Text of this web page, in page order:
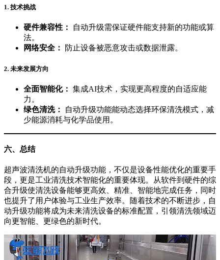
1. 技术挑战
硬件兼容性：
自动升级需保证硬件能支持新的功能或算
法。
网络安全：
防止设备被恶意攻击或数据泄露。
2. 未来发展方向
全面智能化： 集成AI技术，实现更高程度的自适应能
力。
绿色清洗：
自动升级功能能动态选择环保清洗模式，减
少能源消耗与化学品使用。
六、总结
超声波清洗机的自动升级功能，不仅是设备性能优化的重要手
段，更是工业清洗技术智能化的重要体现。从软件到硬件的综
合升级使清洗设备能够更高效、精准、智能地完成任务，同时
也提升了用户体验与工业生产效率。随着技术的不断进步，自
动升级功能将成为未来清洗设备的标准配置，引领清洗领域迈
向更智能、更绿色的新时代。